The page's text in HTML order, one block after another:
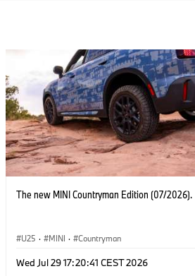
The new MINI Countryman Edition (07/2026).
U25 · MINI · Countryman
Wed Jul 29 17:20:41 CEST 2026